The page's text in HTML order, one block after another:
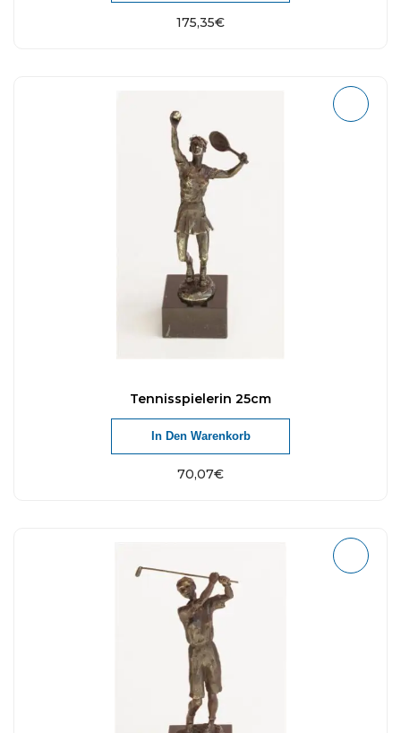
175,35€
Tennisspielerin 25cm
70,07€
In Den Warenkorb